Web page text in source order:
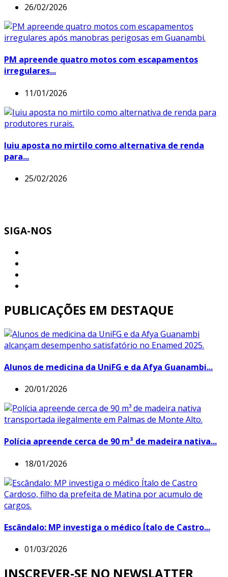
26/02/2026
PM apreende quatro motos com escapamentos
irregulares...
11/01/2026
Iuiu aposta no mirtilo como alternativa de renda
para...
25/02/2026
SIGA-NOS
PUBLICAÇÕES EM DESTAQUE
Alunos de medicina da UniFG e da Afya Guanambi...
20/01/2026
Polícia apreende cerca de 90 m³ de madeira nativa...
18/01/2026
Escândalo: MP investiga o médico Ítalo de Castro...
01/03/2026
INSCREVER-SE NO NEWSLATTER